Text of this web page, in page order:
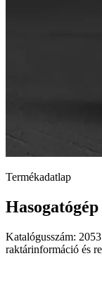
Termékadatlap
Katalógusszám:
raktárinformáció és